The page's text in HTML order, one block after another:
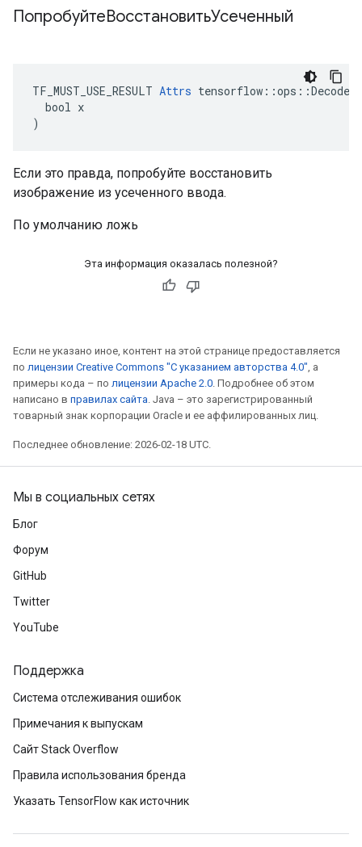
ПопробуйтеВосстановитьУсеченный
TF_MUST_USE_RESULT Attrs
  bool x
)
Если это правда, попробуйте восстановить
изображение из усеченного ввода.
По умолчанию ложь
Эта информация оказалась полезной?
Если не указано иное, контент на этой странице предоставляется
по лицензии Creative Commons "С указанием авторства 4.0", а
примеры кода – по лицензии Apache 2.0. Подробнее об этом
написано в правилах сайта. Java – это зарегистрированный
товарный знак корпорации Oracle и ее аффилированных лиц.
Последнее обновление: 2026-02-18 UTC.
Мы в социальных сетях
Блог
Форум
GitHub
Twitter
YouTube
Поддержка
Система отслеживания ошибок
Примечания к выпускам
Сайт Stack Overflow
Правила использования бренда
Указать TensorFlow как источник